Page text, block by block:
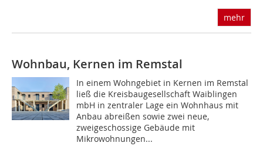
mehr
Wohnbau, Kernen im Remstal
In einem Wohngebiet in Kernen im Remstal
ließ die Kreisbaugesellschaft Waiblingen
mbH in zentraler Lage ein Wohnhaus mit
Anbau abreißen sowie zwei neue,
zweigeschossige Gebäude mit
Mikrowohnungen...